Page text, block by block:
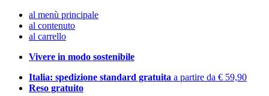
al menù principale
al contenuto
al carrello
Vivere in modo sostenibile
Italia: spedizione standard gratuita a partire da € 59,90
Reso gratuito